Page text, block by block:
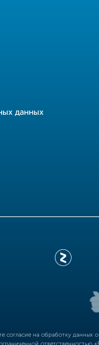
данных
согласие на обработку